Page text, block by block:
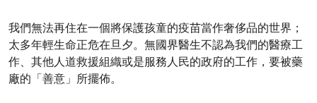
我們無法再住在一個將保護孩童的疫苗當作奢侈品的世界；
太多年輕生命正危在旦夕。無國界醫生不認為我們的醫療工
作、其他人道救援組織或是服務人民的政府的工作，要被藥
廠的「善意」所擺佈。